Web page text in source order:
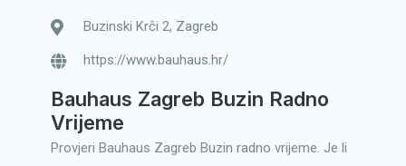
Buzinski Krči 2, Zagreb
https://www.bauhaus.hr/
Bauhaus Zagreb Buzin Radno
Vrijeme
Provjeri Bauhaus Zagreb Buzin radno vrijeme. Je li